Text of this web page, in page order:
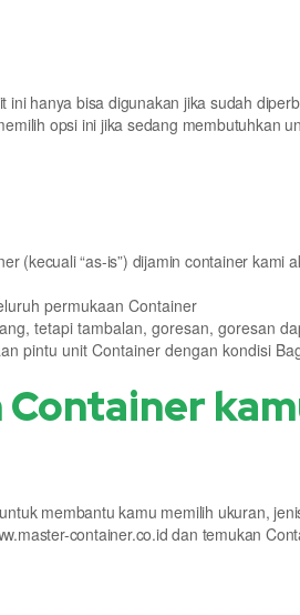
ini hanya bisa digunakan jika sudah
opsi ini jika sedang membutuhkan
(kecuali “as-is”) dijamin container kami
permukaan Container
tetapi tambalan, goresan, goresan
pintu unit Container dengan kondisi
membantu kamu memilih ukuran,
container.co.id dan temukan